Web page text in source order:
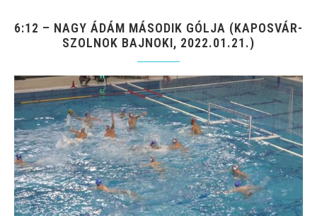
6:12 – NAGY ÁDÁM MÁSODIK GÓLJA (KAPOSVÁR-
SZOLNOK BAJNOKI, 2022.01.21.)